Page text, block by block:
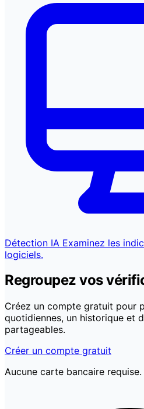
Détection IA Examinez les
logiciels.
Regroupez vos
Créez un compte gratuit pour
quotidiennes, un historique et
partageables.
Créer un compte gratuit
Aucune carte bancaire requise.